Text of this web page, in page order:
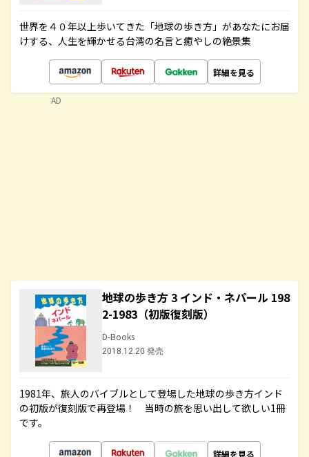
世界を４０年以上歩いてきた「地球の歩き方」があなたにお届
けする、人生を輝かせる台湾の名言と癒やしの絶景集
詳細を見る
地球の歩き方 3 インド・ネパール 198
2-1983（初版復刻版）
D-Books
2018.12.20 発売
1981年、旅人のバイブルとして登場した地球の歩き方インド
の初版が復刻版で再登場！ 当時の旅を思い出して欲しい1冊
です。
詳細を見る
AD